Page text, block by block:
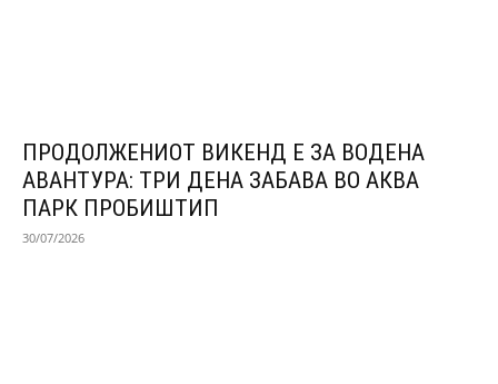
ПРОДОЛЖЕНИОТ ВИКЕНД Е ЗА ВОДЕНА
АВАНТУРА: ТРИ ДЕНА ЗАБАВА ВО АКВА
ПАРК ПРОБИШТИП
30/07/2026